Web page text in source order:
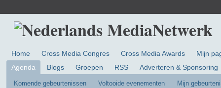
Home Cross Media Congres Cross Media Awards
Mijn
Agenda
Blogs Groepen RSS Adverteren & Sponsoring
Komende gebeurtenissen Voltooide evenementen Mijn